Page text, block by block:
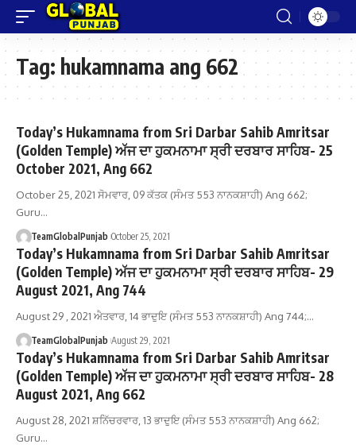
Tag: hukamnama ang 662
Today’s Hukamnama from Sri Darbar Sahib Amritsar
(Golden Temple) ਅੱਜ ਦਾ ਹੁਕਮਨਾਮਾ ਸ੍ਰੀ ਦਰਬਾਰ ਸਾਹਿਬ- 25
October 2021, Ang 662
October 25, 2021 ਸੋਮਵਾਰ, 09 ਕੱਤਕ (ਸੰਮਤ 553 ਨਾਨਕਸ਼ਾਹੀ) Ang 662;
Guru…
TeamGlobalPunjab October 25, 2021
Today’s Hukamnama from Sri Darbar Sahib Amritsar
(Golden Temple) ਅੱਜ ਦਾ ਹੁਕਮਨਾਮਾ ਸ੍ਰੀ ਦਰਬਾਰ ਸਾਹਿਬ- 29
August 2021, Ang 744
August 29 , 2021 ਐਤਵਾਰ, 14 ਭਾਦੁਇ (ਸੰਮਤ 553 ਨਾਨਕਸ਼ਾਹੀ) Ang 744;…
TeamGlobalPunjab August 29, 2021
Today’s Hukamnama from Sri Darbar Sahib Amritsar
(Golden Temple) ਅੱਜ ਦਾ ਹੁਕਮਨਾਮਾ ਸ੍ਰੀ ਦਰਬਾਰ ਸਾਹਿਬ- 28
August 2021, Ang 662
August 28, 2021 ਸ਼ਨਿੱਚਰਵਾਰ, 13 ਭਾਦੁਇ (ਸੰਮਤ 553 ਨਾਨਕਸ਼ਾਹੀ) Ang 662;
Guru…